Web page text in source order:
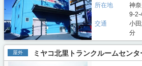
所在地
神
9-2-
交通
小
分
屋外 ミヤコ北里トランクルームセンタ